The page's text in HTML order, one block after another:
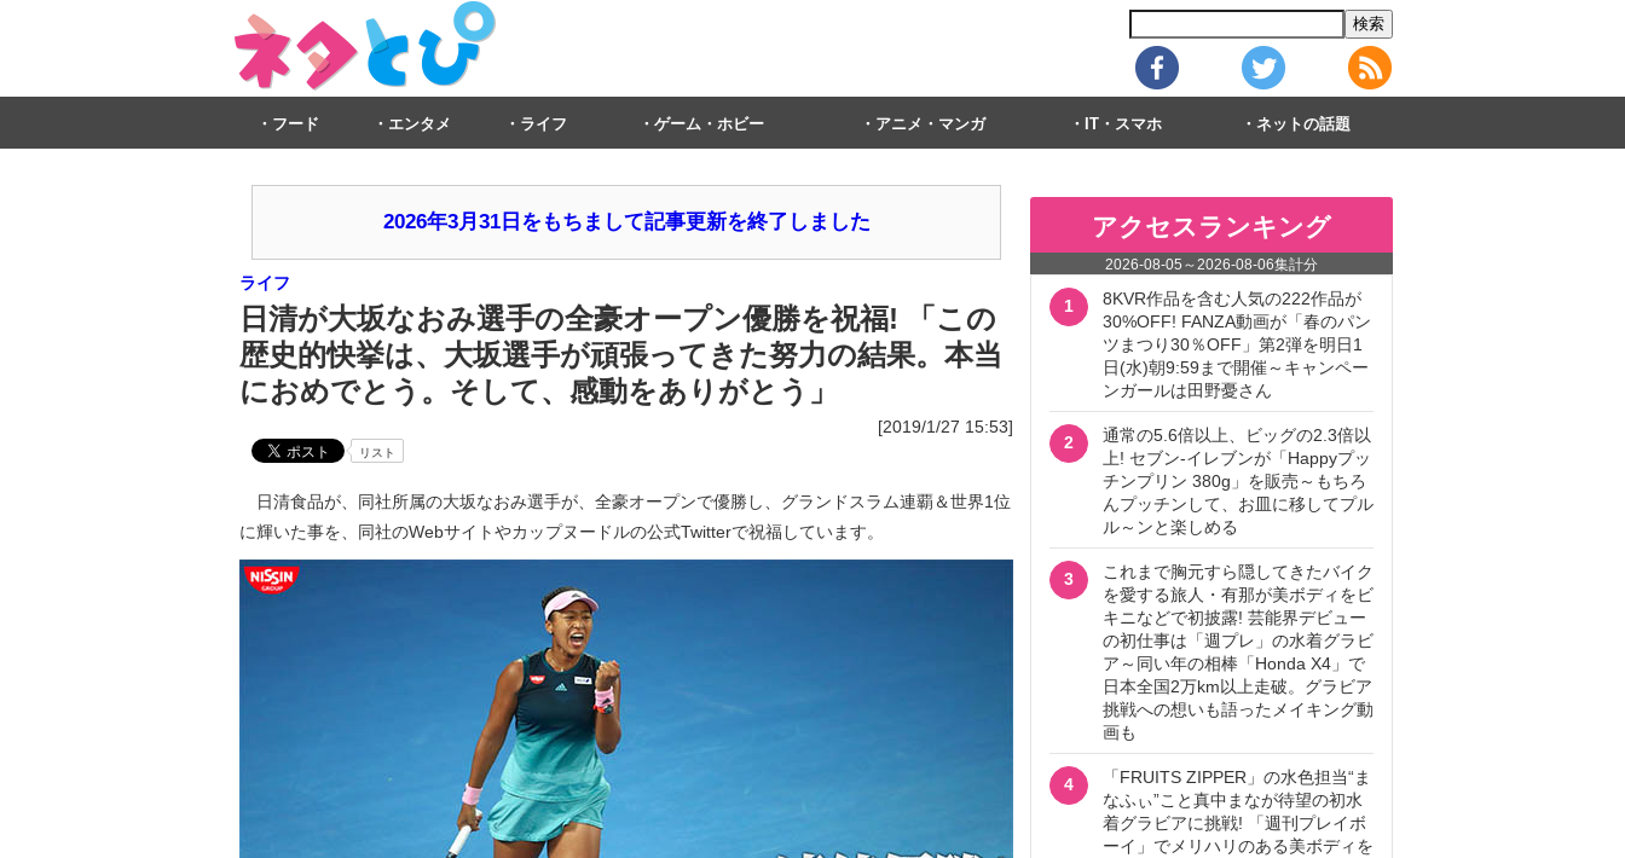
フード エンタメ ライフ ゲーム・ホビー アニメ・マンガ IT・スマホ ネットの話題
2026年3月31日をもちまして記事更新を終了しました
ライフ
日清が大坂なおみ選手の全豪オープン優勝を祝福! 「この
歴史的快挙は、大坂選手が頑張ってきた努力の結果。本当
におめでとう。そして、感動をありがとう」
[2019/1/27 15:53]
リスト
日清食品が、同社所属の大坂なおみ選手が、全豪オープンで優勝し、グランドスラム連覇＆世界1位
に輝いた事を、同社のWebサイトやカップヌードルの公式Twitterで祝福しています。
アクセスランキング
2026-08-05 ～2026-08-06集計分
1
8KVR作品を含む人気の222作品が
30%OFF! FANZA動画が「春のパン
ツまつり30％OFF」第2弾を明日1
日(水)朝9:59まで開催～キャンペー
ンガールは田野憂さん
2
通常の5.6倍以上、ビッグの2.3倍以
上! セブン‐イレブンが「Happyプッ
チンプリン 380g」を販売～もちろ
んプッチンして、お皿に移してプル
ル～ンと楽しめる
3
これまで胸元すら隠してきたバイク
を愛する旅人・有那が美ボディをビ
キニなどで初披露! 芸能界デビュー
の初仕事は「週プレ」の水着グラビ
ア～同い年の相棒「Honda X4」で
日本全国2万km以上走破。グラビア
挑戦への想いも語ったメイキング動
画も
4
「FRUITS ZIPPER」の水色担当“ま
なふぃ”こと真中まなが待望の初水
着グラビアに挑戦! 「週刊プレイボ
ーイ」でメリハリのある美ボディを